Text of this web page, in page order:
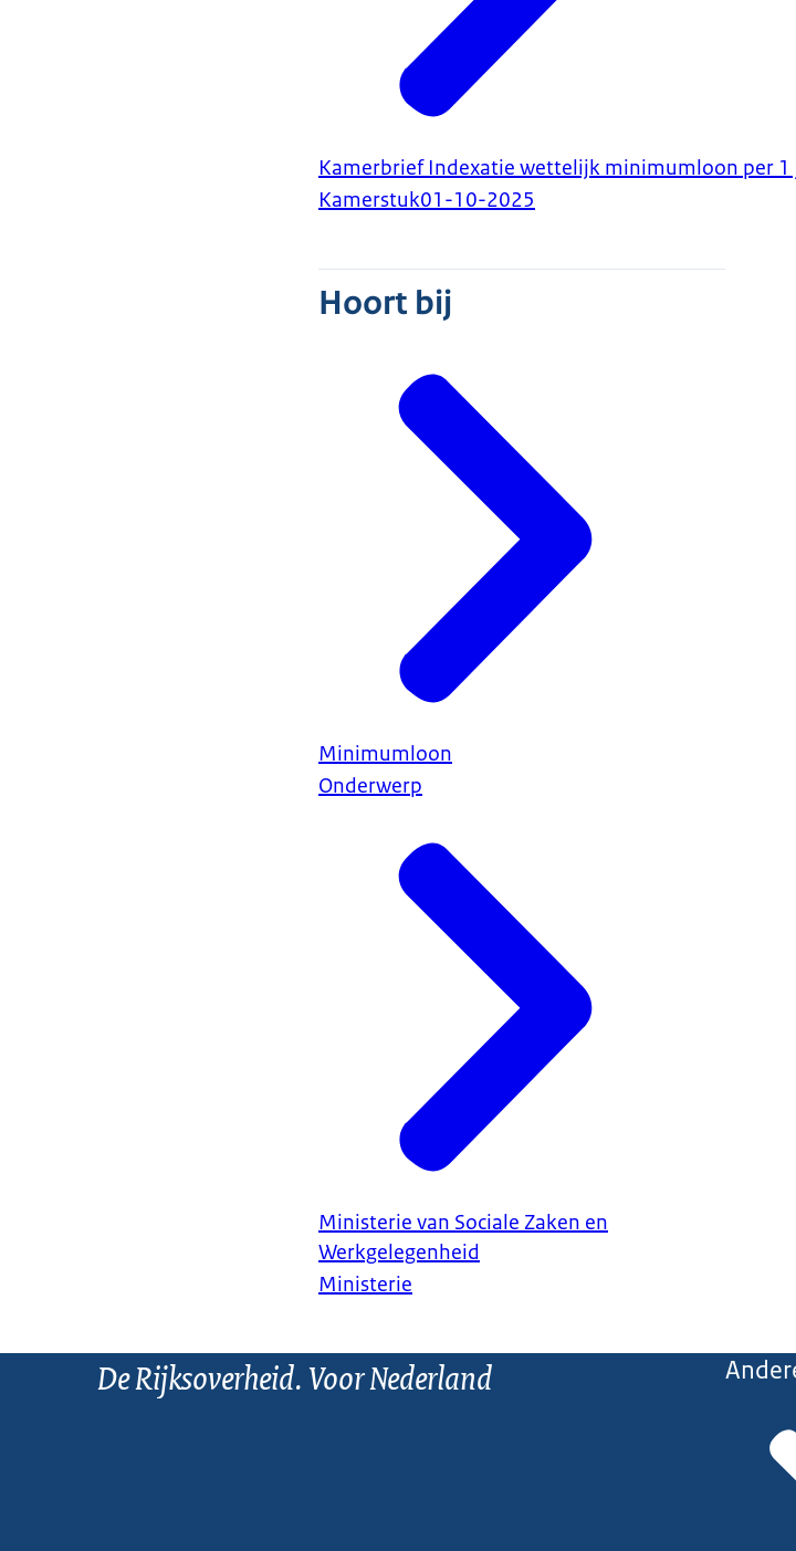
Kamerbrief Indexatie wettelijk minimumloon per 1
Kamerstuk01-10-2025
Hoort bij
Minimumloon
Onderwerp
Ministerie van Sociale Zaken en
Werkgelegenheid
Ministerie
De Rijksoverheid. Voor Nederland